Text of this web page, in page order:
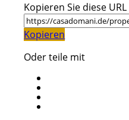
Kopieren Sie diese
Kopieren
Oder teile mit